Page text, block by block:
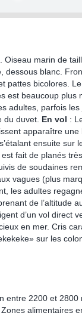
Oiseau marin de
dessous blanc.
pattes bicolores.
est beaucoup plus
adultes, parfois les
du duvet. En vol :
apparaître une
ensuite sur
fait de planés
de soudaines
vagues (plus
les adultes
de l’altitude
d’un vol direct
en mer. Cris
sur les
entre 2200 et 2800
alimentaires